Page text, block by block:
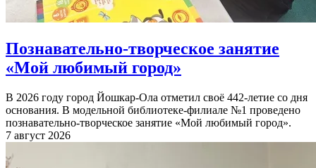
Познавательно-творческое занятие
«Мой любимый город»
В 2026 году город Йошкар-Ола отметил своё 442-летие со дня
основания. В модельной библиотеке-филиале №1 проведено
познавательно-творческое занятие «Мой любимый город».
7 август 2026